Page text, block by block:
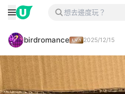
birdromance 2025/12/15